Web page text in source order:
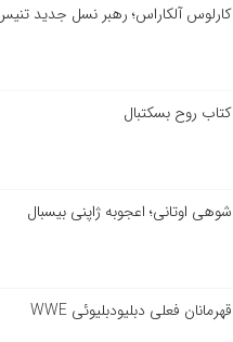
کارلوس آلکاراس؛ رهبر نسل جدید
کتاب روح بسکتبال
شوهی اوتانی؛ اعجوبه ژاپنی بیسبال
قهرمانان فعلی دبلیودبلیوئی WWE